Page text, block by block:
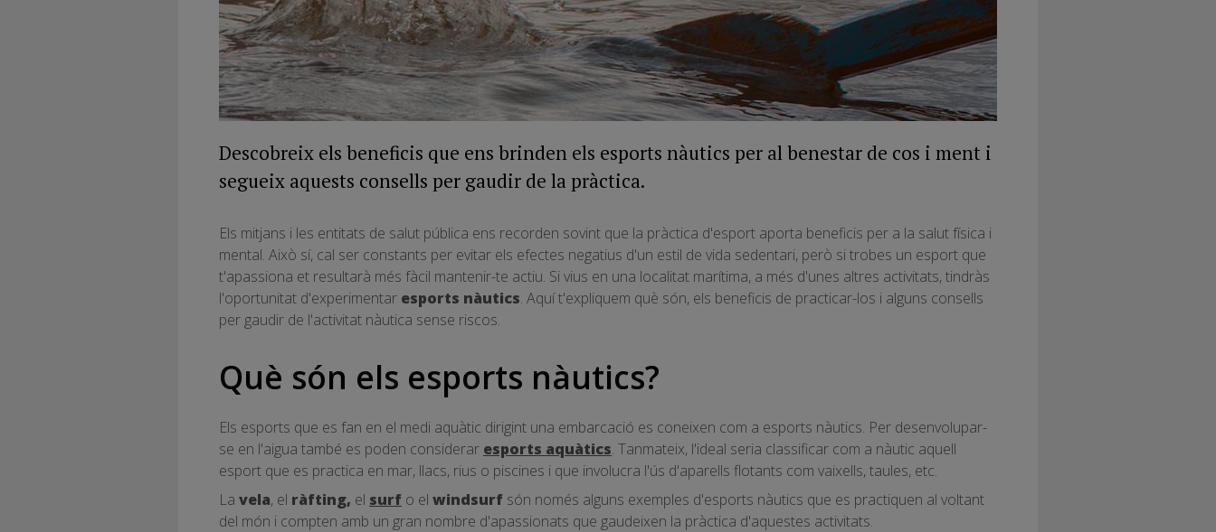
Descobreix els beneficis que ens brinden els esports nàutics per al benestar de cos i ment i
segueix aquests consells per gaudir de la pràctica.
Els mitjans i les entitats de salut pública ens recorden sovint que la pràctica d'esport aporta beneficis per a la salut física i
mental. Això sí, cal ser constants per evitar els efectes negatius d'un estil de vida sedentari, però si trobes un esport que
t'apassiona et resultarà més fàcil mantenir-te actiu. Si vius en una localitat marítima, a més d'unes altres activitats, tindràs
l'oportunitat d'experimentar esports nàutics. Aquí t'expliquem què són, els beneficis de practicar-los i alguns consells
per gaudir de l'activitat nàutica sense riscos.
Què són els esports nàutics?
Els esports que es fan en el medi aquàtic dirigint una embarcació es coneixen com a esports nàutics. Per desenvolupar-
se en l'aigua també es poden considerar esports aquàtics. Tanmateix, l'ideal seria classificar com a nàutic aquell
esport que es practica en mar, llacs, rius o piscines i que involucra l'ús d'aparells flotants com vaixells, taules, etc.
La vela, el ràfting, el surf o el windsurf són només alguns exemples d'esports nàutics que es practiquen al voltant
del món i compten amb un gran nombre d'apassionats que gaudeixen la pràctica d'aquestes activitats.